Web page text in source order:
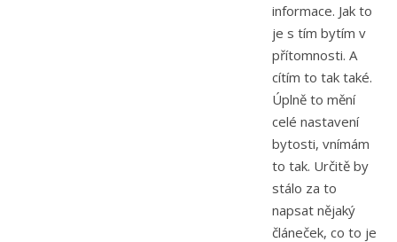
informace. Jak to
je s tím bytím v
přítomnosti. A
cítím to tak také.
Úplně to mění
celé nastavení
bytosti, vnímám
to tak. Určitě by
stálo za to
napsat nějaký
článeček, co to je